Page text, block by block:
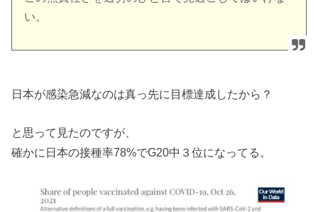
い。
日本が感染急減なのは真っ先に目標達成したから？
と思って見たのですが、
確かに日本の接種率78%でG20中３位になってる。